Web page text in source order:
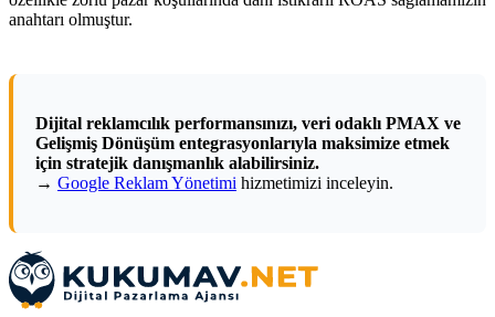
anahtarı olmuştur.
Dijital reklamcılık performansınızı, veri odaklı PMAX ve
Gelişmiş Dönüşüm entegrasyonlarıyla maksimize etmek
için stratejik danışmanlık alabilirsiniz.
→ Google Reklam Yönetimi hizmetimizi inceleyin.